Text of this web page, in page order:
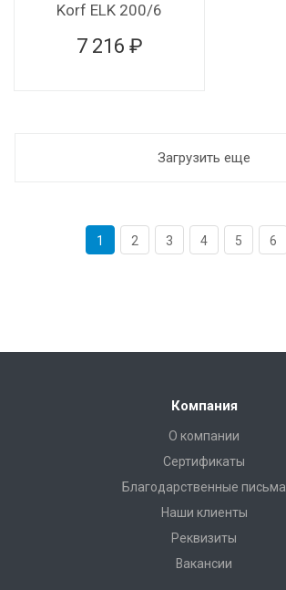
Korf ELK 200/6
7 216 ₽
Загрузить еще
1 2 3 4 5 6
Компания
О компании
Сертификаты
Благодарственные письма
Наши клиенты
Реквизиты
Вакансии